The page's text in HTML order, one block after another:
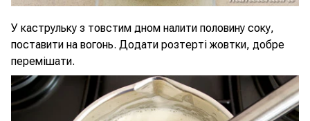
У каструльку з товстим дном налити половину соку,
поставити на вогонь. Додати розтерті жовтки, добре
перемішати.